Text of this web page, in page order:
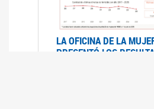
LA OFICINA DE LA
PRESENTÓ LOS